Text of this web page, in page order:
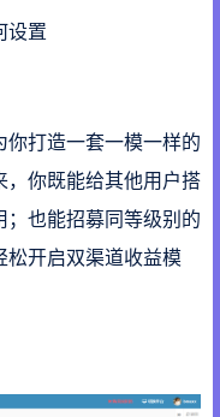
设置
打造一套一模一样的
，你既能给其他用户搭
也能招募同等级别的
松开启双渠道收益模